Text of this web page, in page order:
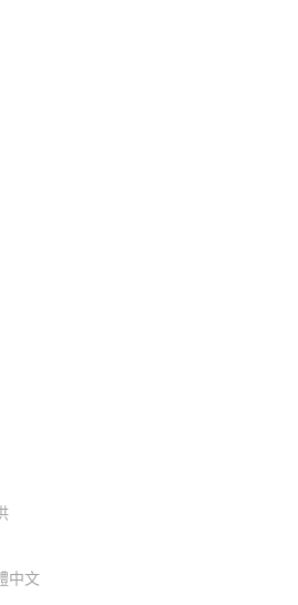
中文